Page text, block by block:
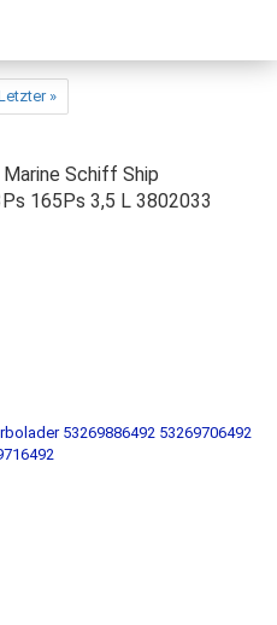
»
Schiff Ship
165Ps 3,5 L 3802033